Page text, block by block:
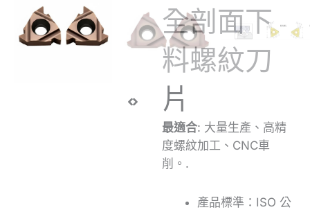
全剖面下
料螺紋刀
片
最適合: 大量生產、高精
度螺紋加工、CNC車
削。.
產品標準：ISO 公